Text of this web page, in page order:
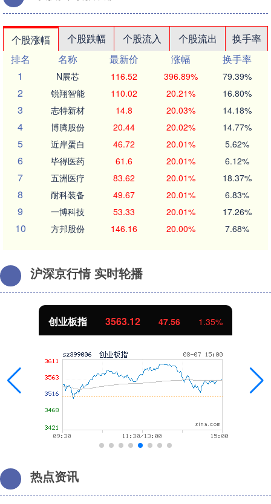
个股涨幅 个股跌幅 个股流入 个股流出
换手率
排名
名称 最新价 涨幅
换手率
1
N展芯 116.52 396.89% 79.39%
2 锐翔智能 110.02 20.21% 16.80%
3 志特新材 14.8 20.03% 14.18%
4 博腾股份 20.44 20.02% 14.77%
5 近岸蛋白 46.72 20.01% 5.62%
6 毕得医药 61.6 20.01% 6.12%
7 五洲医疗 83.62 20.01% 18.37%
8 耐科装备 49.67 20.01% 6.83%
9 一博科技 53.33 20.01% 17.26%
10 方邦股份 146.16 20.00% 7.68%
沪深京行情 实时轮播
创业板指 3563.12 47.56 1.35%
热点资讯